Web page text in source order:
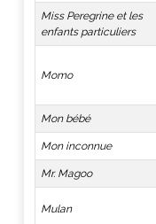
Miss Peregrine et les
enfants particuliers
Momo
Mon bébé
Mon inconnue
Mr. Magoo
Mulan